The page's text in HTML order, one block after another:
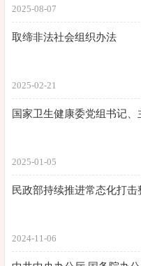
2025-08-07
取缔非法社会组织办法
2025-02-21
2025-01-05
民政部持续推进常态化打
2024-11-06